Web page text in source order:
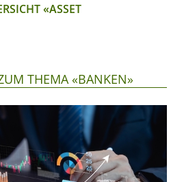
«ASSET
THEMA «BANKEN»